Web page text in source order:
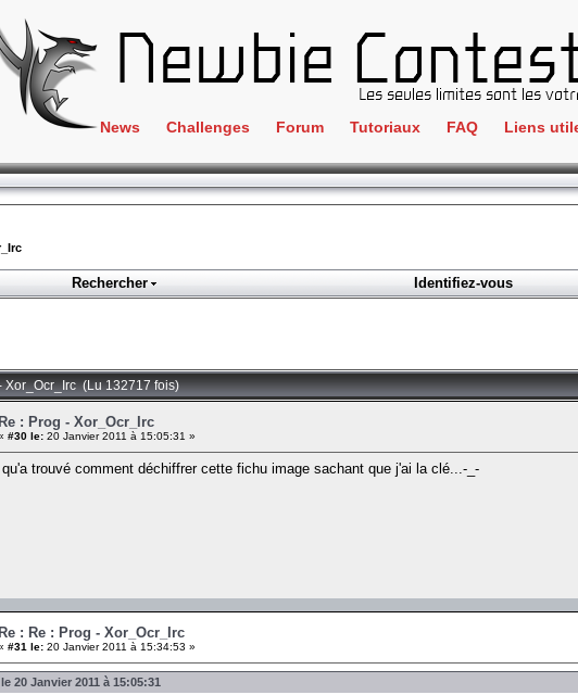
News Challenges
Crackme
ClientSide
Forensics
Programmation
Wargame
Forum Tutoriaux FAQ Liens
IRC
Rechercher Identifiez-vous
Xor_Ocr_Irc (Lu 132717 fois)
Re : Prog - Xor_Ocr_Irc
#30 le: 20 Janvier 2011 à 15:05:31 »
trouvé comment déchiffrer cette fichu image sachant que j'ai la clé...-_-
Re : Re : Prog - Xor_Ocr_Irc
#31 le: 20 Janvier 2011 à 15:34:53 »
20 Janvier 2011 à 15:05:31